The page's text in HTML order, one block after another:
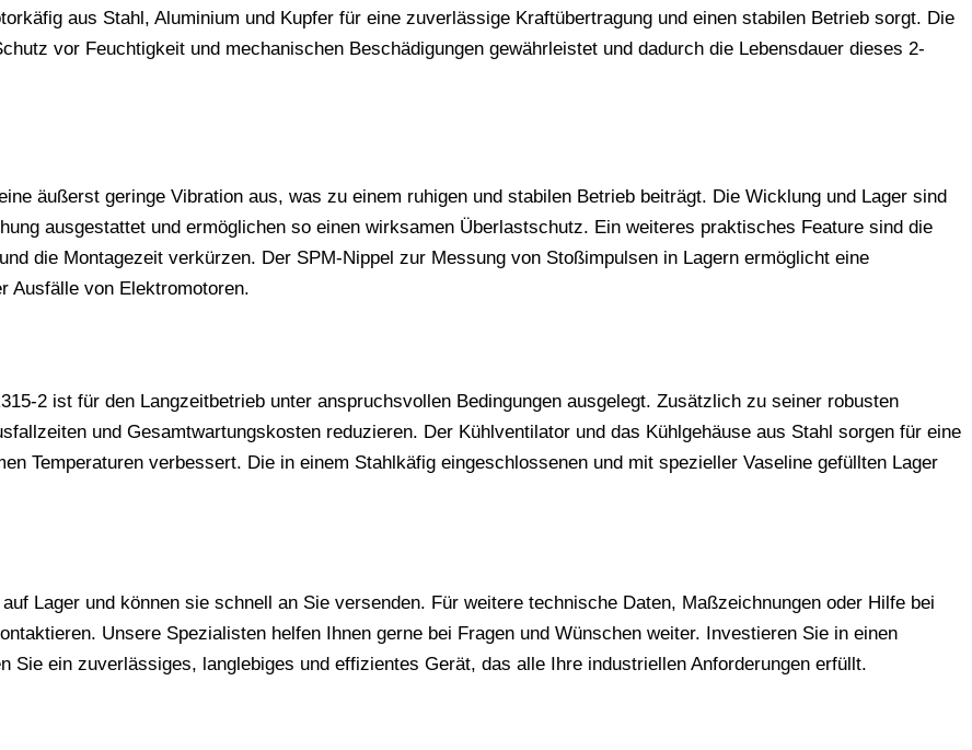
aus Stahl, Aluminium und Kupfer für eine zuverlässige Kraftübertragung und einen stabilen Betrieb sorgt. Die
vor Feuchtigkeit und mechanischen Beschädigungen gewährleistet und dadurch die Lebensdauer dieses 2-
äußerst geringe Vibration aus, was zu einem ruhigen und stabilen Betrieb beiträgt. Die Wicklung und Lager sind
ausgestattet und ermöglichen so einen wirksamen Überlastschutz. Ein weiteres praktisches Feature sind die
die Montagezeit verkürzen. Der SPM-Nippel zur Messung von Stoßimpulsen in Lagern ermöglicht eine
Ausfälle von Elektromotoren.
2 ist für den Langzeitbetrieb unter anspruchsvollen Bedingungen ausgelegt. Zusätzlich zu seiner robusten
und Gesamtwartungskosten reduzieren. Der Kühlventilator und das Kühlgehäuse aus Stahl sorgen für eine
Temperaturen verbessert. Die in einem Stahlkäfig eingeschlossenen und mit spezieller Vaseline gefüllten Lager
auf Lager und können sie schnell an Sie versenden. Für weitere technische Daten, Maßzeichnungen oder Hilfe bei
Unsere Spezialisten helfen Ihnen gerne bei Fragen und Wünschen weiter. Investieren Sie in einen
Sie ein zuverlässiges, langlebiges und effizientes Gerät, das alle Ihre industriellen Anforderungen erfüllt.